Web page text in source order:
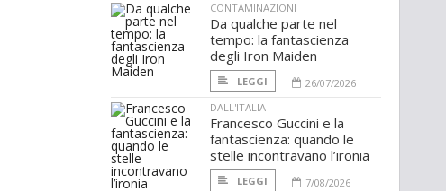
CONTAMINAZIONI
Da qualche parte nel
tempo: la fantascienza
degli Iron Maiden
LEGGI
26/07/2026
DALL'ITALIA
Francesco Guccini e la
fantascienza: quando le
stelle incontravano l’ironia
LEGGI
7/08/2026